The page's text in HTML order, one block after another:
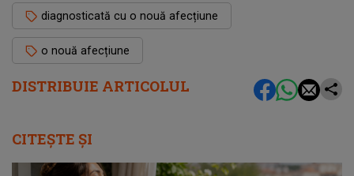
DISTRIBUIE ARTICOLUL
diagnosticată cu o nouă afecțiune
o nouă afecțiune
CITEȘTE ȘI